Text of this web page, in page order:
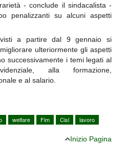
- conclude il sindacalista -
penalizzanti su alcuni aspetti
a partire dal 9 gennaio si
ulteriormente gli aspetti
successivamente i temi legati al
alla formazione,
e al salario.
welfare Fim Cisl lavoro
Inizio Pagina